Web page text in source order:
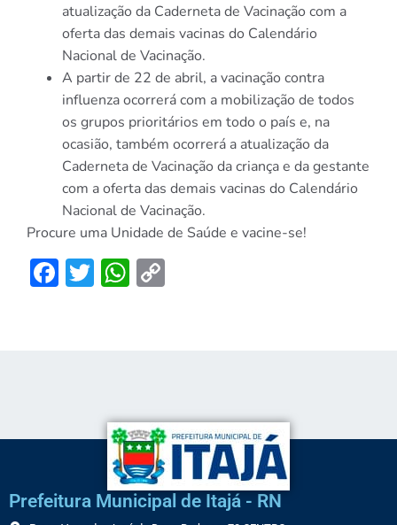
atualização da Caderneta de Vacinação com a
oferta das demais vacinas do Calendário
Nacional de Vacinação.
A partir de 22 de abril, a vacinação contra
influenza ocorrerá com a mobilização de todos
os grupos prioritários em todo o país e, na
ocasião, também ocorrerá a atualização da
Caderneta de Vacinação da criança e da gestante
com a oferta das demais vacinas do Calendário
Nacional de Vacinação.
Procure uma Unidade de Saúde e vacine-se!
Facebook
TwitterWhatsApp
Prefeitura Municipal de Itajá - RN